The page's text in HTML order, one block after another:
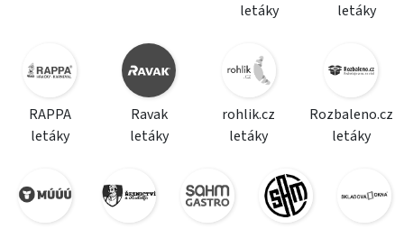
letáky
letáky
RAPPA
letáky
Ravak
letáky
rohlik.cz
letáky
Rozbaleno.cz
letáky